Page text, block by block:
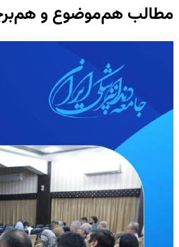
مطالب هم‌موضوع و